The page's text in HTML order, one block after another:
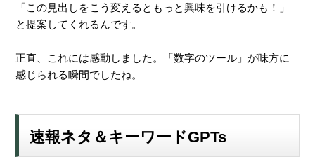
「この見出しをこう変えるともっと興味を引けるかも！」
と提案してくれるんです。
正直、これには感動しました。「数字のツール」が味方に
感じられる瞬間でしたね。
速報ネタ＆キーワードGPTs